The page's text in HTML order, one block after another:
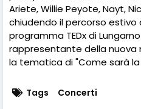
Ariete, Willie Peyote, Nayt,
chiudendo il percorso
programma TEDx di
rappresentante della
la tematica di "Come sarà la
Tags Concerti